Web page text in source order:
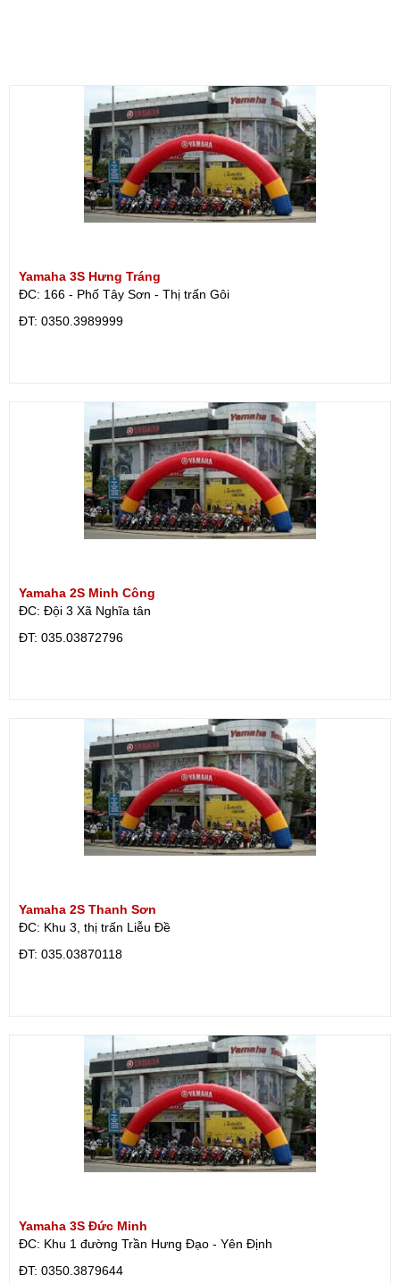
Yamaha 3S Hưng Tráng
ĐC: 166 - Phố Tây Sơn - Thị trấn Gôi
ÐT: 0350.3989999
Yamaha 2S Minh Công
ĐC: Đội 3 Xã Nghĩa tân
ÐT: 035.03872796
Yamaha 2S Thanh Sơn
ĐC: Khu 3, thị trấn Liễu Đề
ÐT: 035.03870118
Yamaha 3S Đức Minh
ĐC: Khu 1 đường Trần Hưng Đạo - Yên Định
ÐT: 0350.3879644